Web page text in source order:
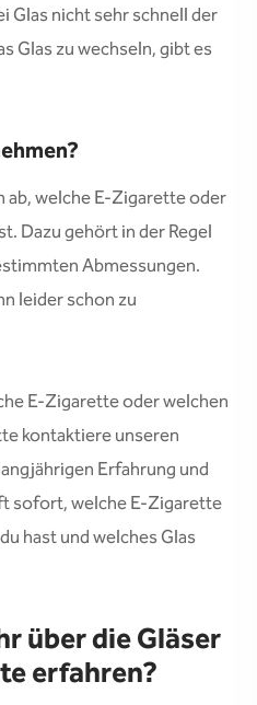
Glas nicht sehr schnell der
Glas zu wechseln, gibt es
ab, welche E-Zigarette oder
Dazu gehört in der Regel
Abmessungen.
leider schon zu
E-Zigarette oder welchen
kontaktiere unseren
Erfahrung und
sofort, welche E-Zigarette
hast und welches Glas
über die Gläser
erfahren?